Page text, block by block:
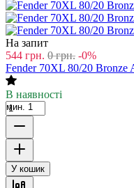
На запит
544 грн. 0 грн. -0%
Fender 70XL 80/20 Bronze
В наявності
мин. 1
У кошик